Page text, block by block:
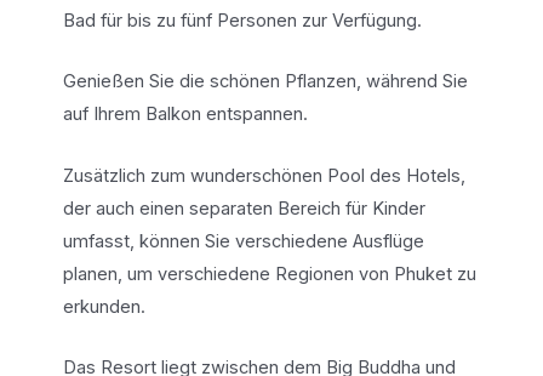
Bad für bis zu fünf Personen zur Verfügung.
Genießen Sie die schönen Pflanzen, während Sie
auf Ihrem Balkon entspannen.
Zusätzlich zum wunderschönen Pool des Hotels,
der auch einen separaten Bereich für Kinder
umfasst, können Sie verschiedene Ausflüge
planen, um verschiedene Regionen von Phuket zu
erkunden.
Das Resort liegt zwischen dem Big Buddha und